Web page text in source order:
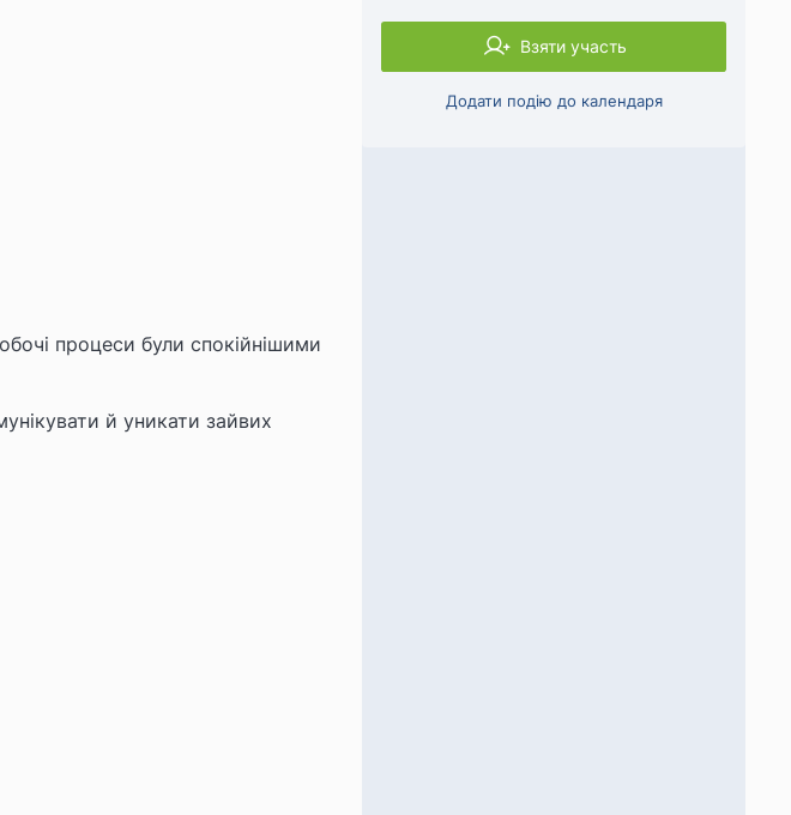
процеси були спокійнішими
й уникати зайвих
Взяти участь
Додати подію до календаря